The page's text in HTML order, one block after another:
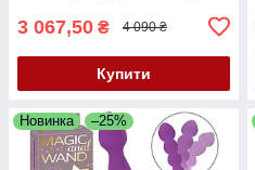
3 067,50 ₴ 4 090 ₴
Купити
Новинка –25%